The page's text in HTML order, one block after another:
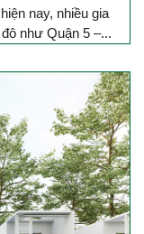
nay, nhiều gia
như Quận 5 –...